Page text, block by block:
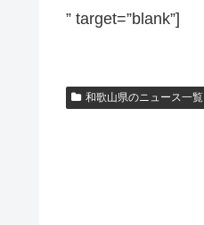
” target=”blank”]
和歌山県のニュース一覧